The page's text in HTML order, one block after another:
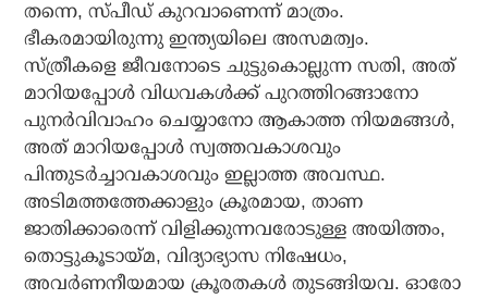
തന്നെ, സ്പീഡ് കുറവാണെന്ന് മാത്രം.
ഭീകരമായിരുന്നു ഇന്ത്യയിലെ അസമത്വം.
സ്ത്രീകളെ ജീവനോടെ ചുട്ടുകൊല്ലുന്ന സതി, അത്
മാറിയപ്പോള്‍ വിധവകള്‍ക്ക് പുറത്തിറങ്ങാനോ
പുനര്‍വിവാഹം ചെയ്യാനോ ആകാത്ത നിയമങ്ങള്‍,
അത് മാറിയപ്പോള്‍ സ്വത്തവകാശവും
പിന്തുടര്‍ച്ചാവകാശവും ഇല്ലാത്ത അവസ്ഥ.
അടിമത്തത്തേക്കാളും ക്രൂരമായ, താണ
ജാതിക്കാരെന്ന് വിളിക്കുന്നവരോടുള്ള അയിത്തം,
തൊട്ടുകൂടായ്മ, വിദ്യാഭ്യാസ നിഷേധം,
അവര്‍ണനീയമായ ക്രൂരതകള്‍ തുടങ്ങിയവ. ഓരോ